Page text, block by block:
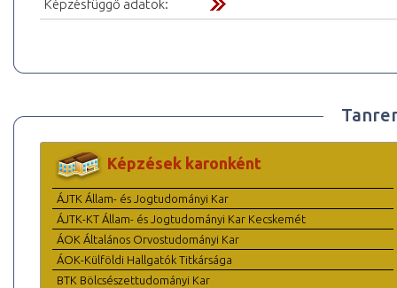
Képzésfüggő adatok:
Képzések karonként
ÁJTK Állam- és Jogtudományi Kar
ÁJTK-KT Állam- és Jogtudományi Kar Kecskemét
ÁOK Általános Orvostudományi Kar
ÁOK-Külföldi Hallgatók Titkársága
BTK Bölcsészettudományi Kar